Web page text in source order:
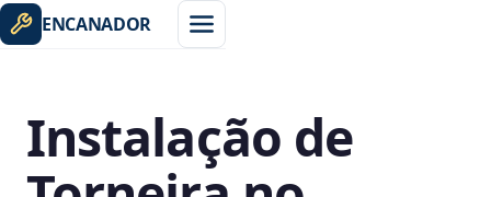
ENCANADOR
Instalação de